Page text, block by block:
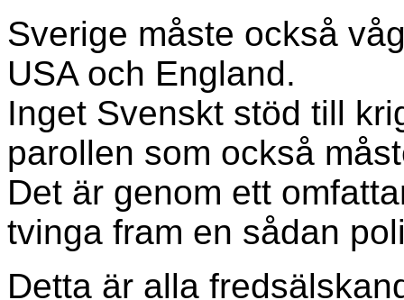
Sverige måste också
USA och England.
Inget Svenskt stöd till
parollen som också
Det är genom ett
tvinga fram en sådan
Detta är alla